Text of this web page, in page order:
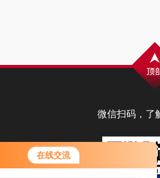
在线交流
微信扫码，了